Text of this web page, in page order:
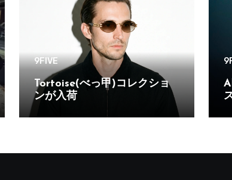
9FIVE
Tortoise(べっ甲)コレクショ
ンが入荷